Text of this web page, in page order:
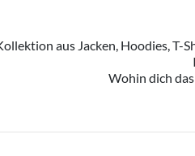
aus Jacken, Hoodies, T-
Wohin dich